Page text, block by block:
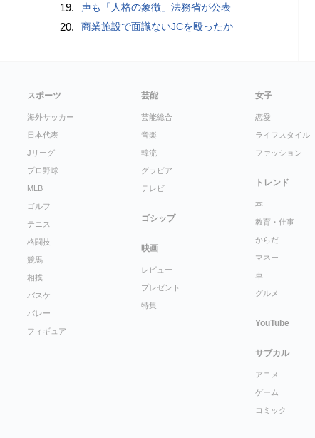
19. 声も「人格の象徴」法務省が公表
20. 商業施設で面識ないJCを殴ったか
スポーツ
海外サッカー
日本代表
Jリーグ
プロ野球
MLB
ゴルフ
テニス
格闘技
競馬
相撲
バスケ
バレー
フィギュア
芸能
芸能総合
音楽
韓流
グラビア
テレビ
ゴシップ
映画
レビュー
プレゼント
特集
女子
恋愛
ライフスタイル
ファッション
トレンド
本
教育・仕事
からだ
マネー
車
グルメ
YouTube
サブカル
アニメ
ゲーム
コミック